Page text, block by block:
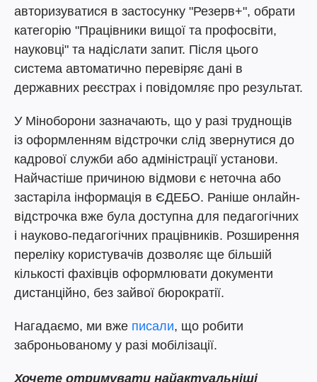
авторизуватися в застосунку "Резерв+", обрати
категорію "Працівники вищої та профосвіти,
науковці" та надіслати запит. Після цього
система автоматично перевіряє дані в
державних реєстрах і повідомляє про результат.
У Міноборони зазначають, що у разі труднощів
із оформленням відстрочки слід звернутися до
кадрової служби або адміністрації установи.
Найчастіше причиною відмови є неточна або
застаріла інформація в ЄДЕБО. Раніше онлайн-
відстрочка вже була доступна для педагогічних
і науково-педагогічних працівників. Розширення
переліку користувачів дозволяє ще більшій
кількості фахівців оформлювати документи
дистанційно, без зайвої бюрократії.
Нагадаємо, ми вже писали, що робити
заброньованому у разі мобілізації.
Хочете отримувати найактуальніші